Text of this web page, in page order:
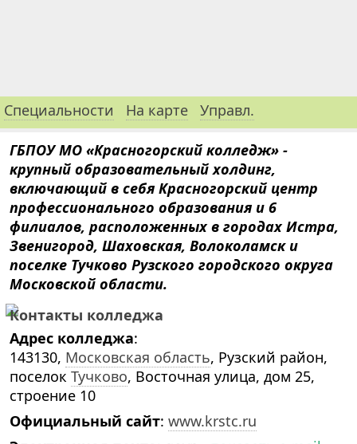
Специальности На карте Управл.
ГБПОУ МО «Красногорский колледж» -
крупный образовательный холдинг,
включающий в себя Красногорский центр
профессионального образования и 6
филиалов, расположенных в городах Истра,
Звенигород, Шаховская, Волоколамск и
поселке Тучково Рузского городского округа
Московской области.
Контакты колледжа
Адрес колледжа:
143130, Московская область, Рузский район,
поселок Тучково, Восточная улица, дом 25,
строение 10
Официальный сайт: www.krstc.ru